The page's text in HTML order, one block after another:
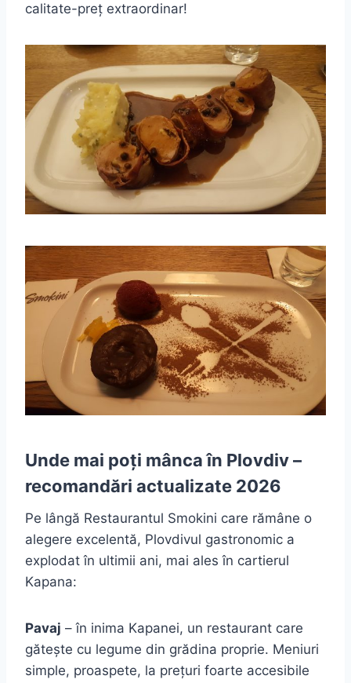
calitate-preț extraordinar!
Unde mai poți mânca în Plovdiv –
recomandări actualizate 2026
Pe lângă Restaurantul Smokini care rămâne o
alegere excelentă, Plovdivul gastronomic a
explodat în ultimii ani, mai ales în cartierul
Kapana:
Pavaj – în inima Kapanei, un restaurant care
gătește cu legume din grădina proprie. Meniuri
simple, proaspete, la prețuri foarte accesibile